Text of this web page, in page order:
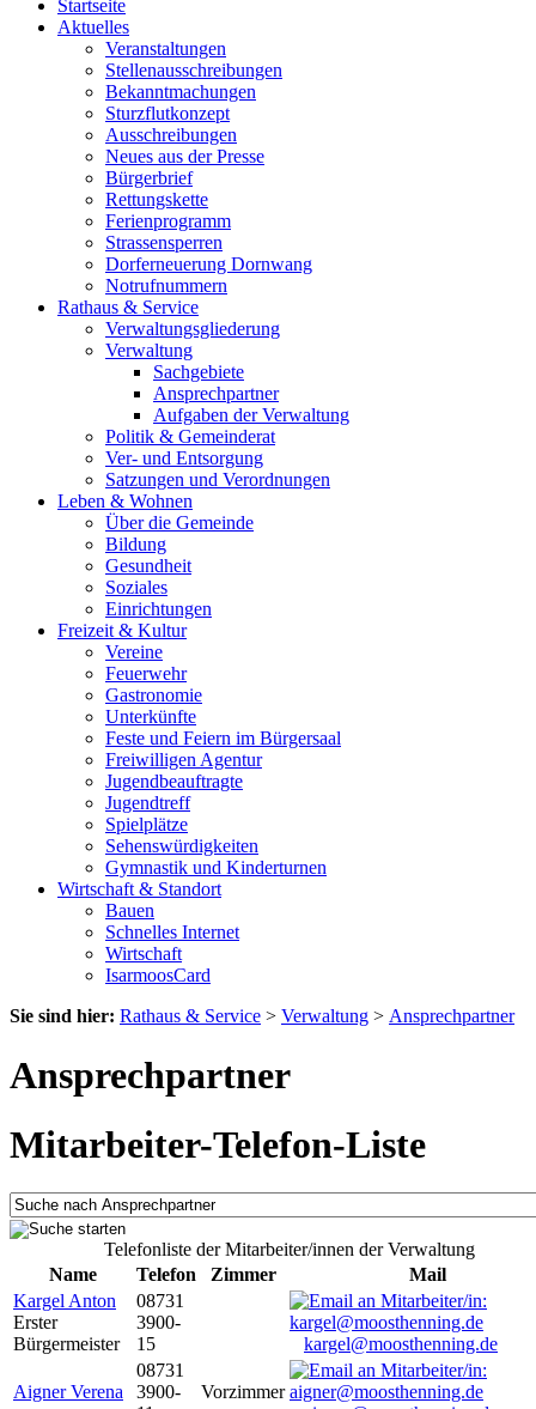
Startseite
Aktuelles
Veranstaltungen
Stellenausschreibungen
Bekanntmachungen
Sturzflutkonzept
Ausschreibungen
Neues aus der Presse
Bürgerbrief
Rettungskette
Ferienprogramm
Strassensperren
Dorferneuerung Dornwang
Notrufnummern
Rathaus & Service
Verwaltungsgliederung
Verwaltung
Sachgebiete
Ansprechpartner
Aufgaben der Verwaltung
Politik & Gemeinderat
Ver- und Entsorgung
Satzungen und Verordnungen
Leben & Wohnen
Über die Gemeinde
Bildung
Gesundheit
Soziales
Einrichtungen
Freizeit & Kultur
Vereine
Feuerwehr
Gastronomie
Unterkünfte
Feste und Feiern im Bürgersaal
Freiwilligen Agentur
Jugendbeauftragte
Jugendtreff
Spielplätze
Sehenswürdigkeiten
Gymnastik und Kinderturnen
Wirtschaft & Standort
Bauen
Schnelles Internet
Wirtschaft
IsarmoosCard
Sie sind hier: Rathaus & Service > Verwaltung > Ansprechpartner
Ansprechpartner
Mitarbeiter-Telefon-Liste
Telefonliste der Mitarbeiter/innen der Verwaltung
Name
Telefon Zimmer
Mail
Kargel Anton
Erster
Bürgermeister
08731
3900-
15
kargel@moosthenning.de
Aigner Verena
08731
3900-
Vorzimmer